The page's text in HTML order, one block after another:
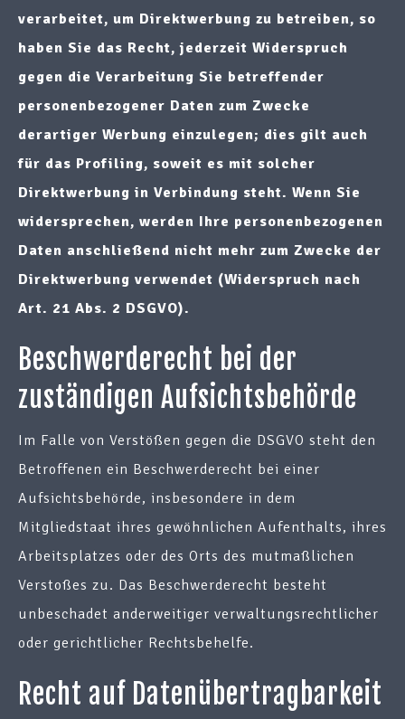
verarbeitet, um Direktwerbung zu betreiben, so
haben Sie das Recht, jederzeit Widerspruch
gegen die Verarbeitung Sie betreffender
personenbezogener Daten zum Zwecke
derartiger Werbung einzulegen; dies gilt auch
für das Profiling, soweit es mit solcher
Direktwerbung in Verbindung steht. Wenn Sie
widersprechen, werden Ihre personenbezogenen
Daten anschließend nicht mehr zum Zwecke der
Direktwerbung verwendet (Widerspruch nach
Art. 21 Abs. 2 DSGVO).
Beschwerderecht bei der
zuständigen Aufsichtsbehörde
Im Falle von Verstößen gegen die DSGVO steht den
Betroffenen ein Beschwerderecht bei einer
Aufsichtsbehörde, insbesondere in dem
Mitgliedstaat ihres gewöhnlichen Aufenthalts, ihres
Arbeitsplatzes oder des Orts des mutmaßlichen
Verstoßes zu. Das Beschwerderecht besteht
unbeschadet anderweitiger verwaltungsrechtlicher
oder gerichtlicher Rechtsbehelfe.
Recht auf Datenübertragbarkeit